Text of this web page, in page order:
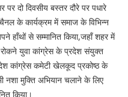
दो दिवसीय बस्तर दौरे पर पधारे
के कार्यक्रम में समाज के विभिन्न
हाँथों से सम्मानित किया,जहाँ शहर में
युवा कांग्रेस के प्रदेश संयुक्त
कांग्रेस कमेटी खेलकूद प्रकोष्ठ के
नशा मुक्ति अभियान चलाने के लिए
किया।